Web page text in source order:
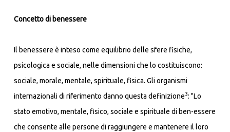
Concetto di benessere
Il benessere è inteso come equilibrio delle sfere fisiche,
psicologica e sociale, nelle dimensioni che lo costituiscono:
sociale, morale, mentale, spirituale, fisica. Gli organismi
internazionali di riferimento danno questa definizione3: "Lo
stato emotivo, mentale, fisico, sociale e spirituale di ben-essere
che consente alle persone di raggiungere e mantenere il loro